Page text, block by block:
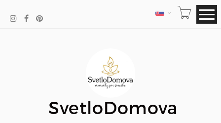
JAZYK
SvetloDomova